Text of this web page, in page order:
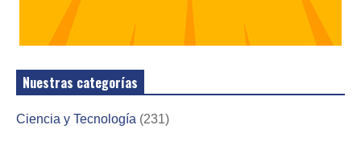
Nuestras categorías
Ciencia y Tecnología (231)